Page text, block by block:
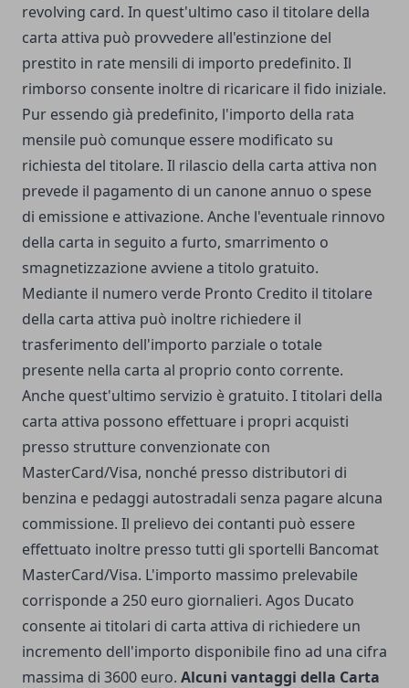
revolving card. In quest'ultimo caso il titolare della
carta attiva può provvedere all'estinzione del
prestito in rate mensili di importo predefinito. Il
rimborso consente inoltre di ricaricare il fido iniziale.
Pur essendo già predefinito, l'importo della rata
mensile può comunque essere modificato su
richiesta del titolare. Il rilascio della carta attiva non
prevede il pagamento di un canone annuo o spese
di emissione e attivazione. Anche l'eventuale rinnovo
della carta in seguito a furto, smarrimento o
smagnetizzazione avviene a titolo gratuito.
Mediante il numero verde Pronto Credito il titolare
della carta attiva può inoltre richiedere il
trasferimento dell'importo parziale o totale
presente nella carta al proprio conto corrente.
Anche quest'ultimo servizio è gratuito. I titolari della
carta attiva possono effettuare i propri acquisti
presso strutture convenzionate con
MasterCard/Visa, nonché presso distributori di
benzina e pedaggi autostradali senza pagare alcuna
commissione. Il prelievo dei contanti può essere
effettuato inoltre presso tutti gli sportelli Bancomat
MasterCard/Visa. L'importo massimo prelevabile
corrisponde a 250 euro giornalieri. Agos Ducato
consente ai titolari di carta attiva di richiedere un
incremento dell'importo disponibile fino ad una cifra
massima di 3600 euro. Alcuni vantaggi della Carta